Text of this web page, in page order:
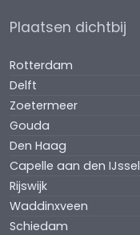
Plaatsen dichtbij
Rotterdam
Delft
Zoetermeer
Gouda
Den Haag
Capelle aan den IJssel
Rijswijk
Waddinxveen
Schiedam